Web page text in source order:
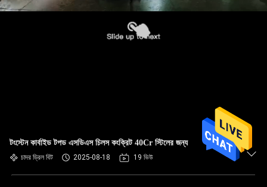
টংস্টেন কার্বাইড টপড এসডিএস চিলস কংক্রিট 40Cr স্টিলের জন্য
চাদর ড্রিল বিট 2025-08-18 19 ভিউ